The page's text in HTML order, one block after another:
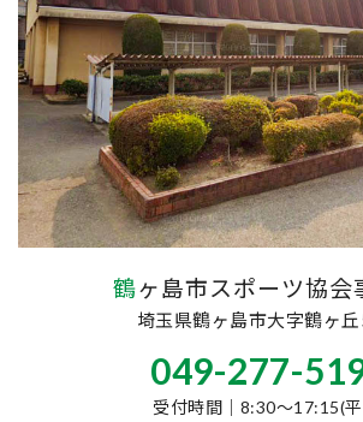
鶴ヶ島市スポーツ協
埼玉県鶴ヶ島市大字鶴ヶ
049-277-
受付時間｜8:30～17:15(